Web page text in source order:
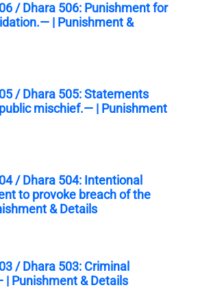
/ Dhara 506: Punishment for
| Punishment &
/ Dhara 505: Statements
mischief.— | Punishment
/ Dhara 504: Intentional
to provoke breach of the
& Details
/ Dhara 503: Criminal
Punishment & Details